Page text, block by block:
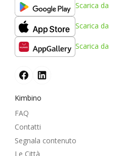
Scarica da
Scarica da
Scarica da
Kimbino
FAQ
Contatti
Segnala contenuto
Le Città